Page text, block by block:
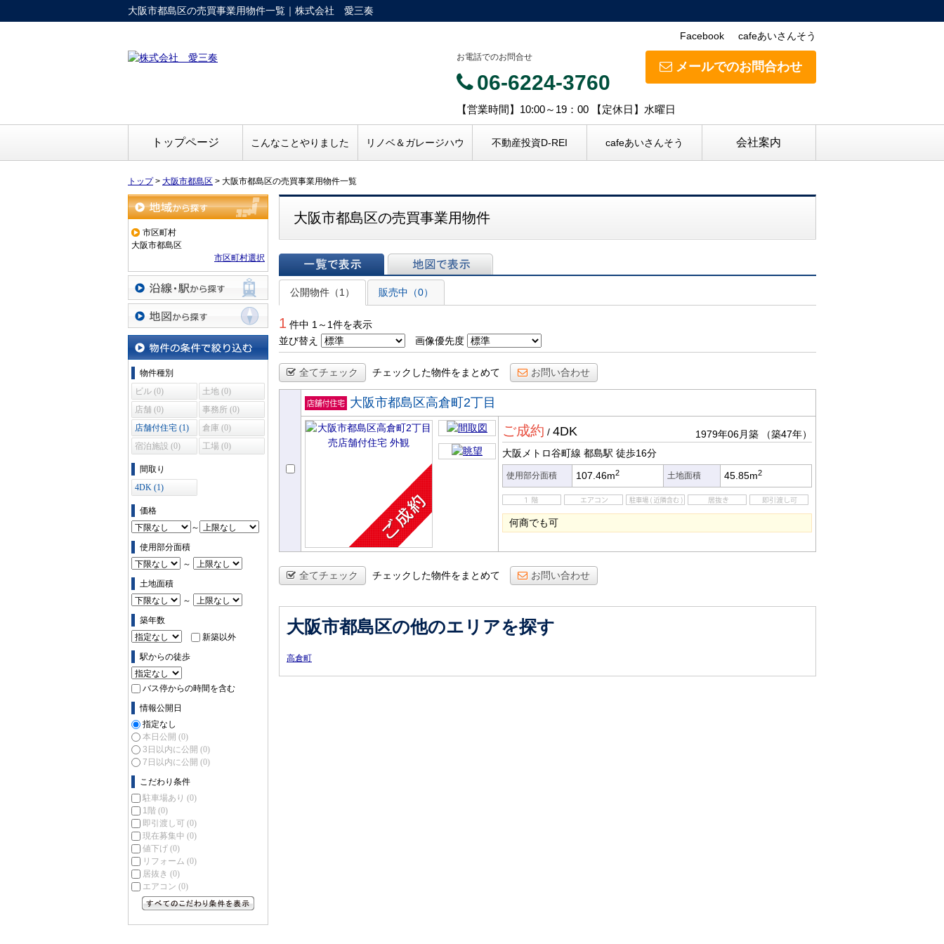
大阪市都島区の売買事業用物件一覧｜株式会社 愛三奏
Facebook cafeあいさんそう
メールでのお問合わせ
お電話でのお問合せ
06-6224-3760
【営業時間】10:00～19：00 【定休日】水曜日
トップページ こんなことやりました リノベ＆ガレージハウ 不動産投資D-REI cafeあいさんそう 会社案内
トップ> 大阪市都島区 > 大阪市都島区の売買事業用物件一覧
地域から探す
市区町村
大阪市都島区
市区町村選択
沿線・駅から探す
地図から探す
物件の条件で絞り込む
物件種別
ビル (0)
土地 (0)
店舗 (0)
事務所 (0)
店舗付住宅 (1)
倉庫 (0)
宿泊施設 (0)
工場 (0)
間取り
4DK (1)
価格
～
使用部分面積
～
土地面積
～
築年数
新築以外
駅からの徒歩
バス停からの時間を含む
情報公開日
指定なし
本日公開 (0)
3日以内に公開 (0)
7日以内に公開 (0)
こだわり条件
駐車場あり (0)
1階 (0)
即引渡し可 (0)
現在募集中 (0)
値下げ (0)
リフォーム (0)
居抜き (0)
エアコン (0)
大阪市都島区の売買事業用物件
一覧で表示
地図で表示
公開物件（1）
販売中（0）
1 件中 1～1件を表示
並び替え
画像優先度
全てチェック チェックした物件をまとめて お問い合わせ
売店舗付
住宅
大阪市都島区高倉町2丁目
ご成約 / 4DK 1979年06月築
（築47年）
大阪メトロ谷町線 都島駅 徒歩16分
使用部分面積 107.46m2 土地面積 45.85m2
何商でも可
全てチェック チェックした物件をまとめて お問い合わせ
大阪市都島区の他のエリアを探す
高倉町